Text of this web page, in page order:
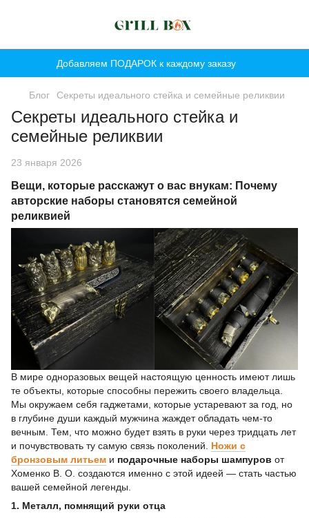
Добавляем ПОДАРОК к каждому заказу
Блог Секреты идеального стейка и семейные реликвии
Секреты идеального стейка и
семейные реликвии
23 января 2026
Вещи, которые расскажут о вас внукам: Почему
авторские наборы становятся семейной
реликвией
В мире одноразовых вещей настоящую ценность имеют лишь
те объекты, которые способны пережить своего владельца.
Мы окружаем себя гаджетами, которые устаревают за год, но
в глубине души каждый мужчина жаждет обладать чем-то
вечным. Тем, что можно будет взять в руки через тридцать лет
и почувствовать ту самую связь поколений. Ножи с
бронзовым литьем и подарочные наборы шампуров от
Хоменко В. О. создаются именно с этой идеей — стать частью
вашей семейной легенды.
1. Металл, помнящий руки отца